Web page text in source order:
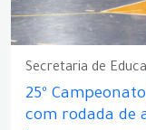
Secretaria de
25º
com rodada de